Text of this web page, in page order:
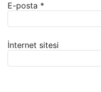
E-posta *
İnternet sitesi